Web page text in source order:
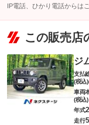
IP電話、ひかり電話からは
この販売店
ジ
支払
(税込
車両
(税込)
年式
走行